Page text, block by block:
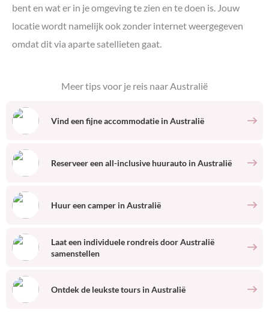
bent en wat er in je omgeving te zien en te doen is. Jouw
locatie wordt namelijk ook zonder internet weergegeven
omdat dit via aparte satellieten gaat.
Meer tips voor je reis naarAustralië
Vind een fijne accommodatie inAustralië
Reserveer een all-inclusive huurauto inAustralië
Huur een camper inAustralië
Laat een individuele rondreis doorAustralië
samenstellen
Ontdek de leukste tours inAustralië